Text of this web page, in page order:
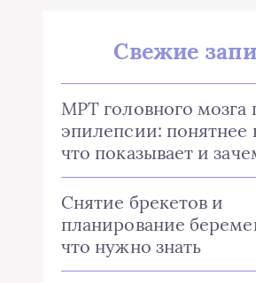
Свежие
МРТ головного мозга
эпилепсии: понятнее
что показывает и
Снятие брекетов и
планирование
что нужно знать